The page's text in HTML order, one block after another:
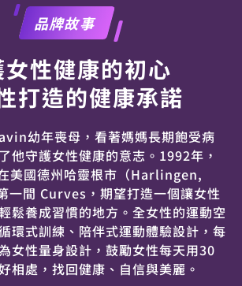
品牌故事
性健康的初心
打造的健康承諾
幼年喪母，看著媽媽長期飽受病
他守護女性健康的意志。1992年，
美國德州哈靈根市（Harlingen,
一間 Curves，期望打造一個讓女性
鬆養成習慣的地方。全女性的運動空
環式訓練、陪伴式運動體驗設計，每
女性量身設計，鼓勵女性每天用30
相處，找回健康、自信與美麗。